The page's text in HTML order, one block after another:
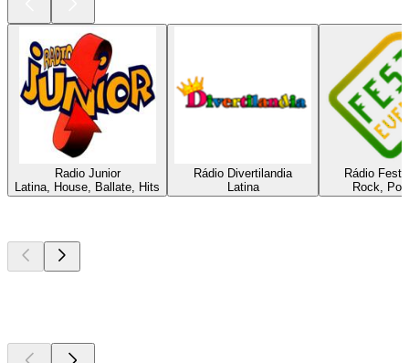
Radio Junior
Latina, House, Ballate, Hits
Rádio Divertilandia
Latina
Rádio
Rock,